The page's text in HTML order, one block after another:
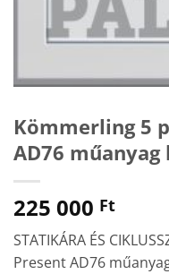
Kömmerling 5
AD76
225 000 Ft
STATIKÁRA ÉS
Present AD76